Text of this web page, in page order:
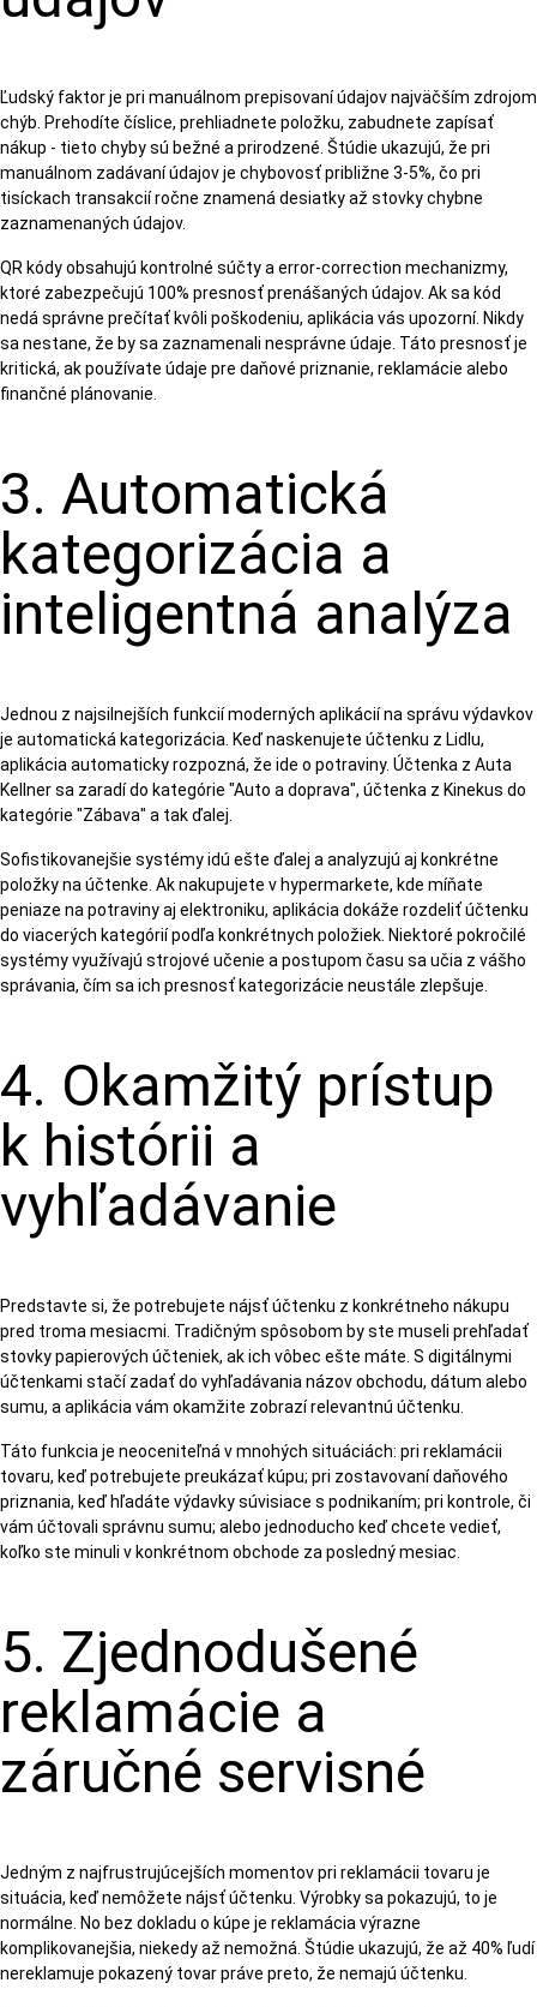
Ľudský faktor je pri manuálnom prepisovaní údajov najväčším zdrojom
chýb. Prehodíte číslice, prehliadnete položku, zabudnete zapísať
nákup - tieto chyby sú bežné a prirodzené. Štúdie ukazujú, že pri
manuálnom zadávaní údajov je chybovosť približne 3-5%, čo pri
tisíckach transakcií ročne znamená desiatky až stovky chybne
zaznamenaných údajov.
QR kódy obsahujú kontrolné súčty a error-correction mechanizmy,
ktoré zabezpečujú 100% presnosť prenášaných údajov. Ak sa kód
nedá správne prečítať kvôli poškodeniu, aplikácia vás upozorní. Nikdy
sa nestane, že by sa zaznamenali nesprávne údaje. Táto presnosť je
kritická, ak používate údaje pre daňové priznanie, reklamácie alebo
finančné plánovanie.
3. Automatická
kategorizácia a
inteligentná analýza
Jednou z najsilnejších funkcií moderných aplikácií na správu výdavkov
je automatická kategorizácia. Keď naskenujete účtenku z Lidlu,
aplikácia automaticky rozpozná, že ide o potraviny. Účtenka z Auta
Kellner sa zaradí do kategórie "Auto a doprava", účtenka z Kinekus do
kategórie "Zábava" a tak ďalej.
Sofistikovanejšie systémy idú ešte ďalej a analyzujú aj konkrétne
položky na účtenke. Ak nakupujete v hypermarkete, kde míňate
peniaze na potraviny aj elektroniku, aplikácia dokáže rozdeliť účtenku
do viacerých kategórií podľa konkrétnych položiek. Niektoré pokročilé
systémy využívajú strojové učenie a postupom času sa učia z vášho
správania, čím sa ich presnosť kategorizácie neustále zlepšuje.
4. Okamžitý prístup
k histórii a
vyhľadávanie
Predstavte si, že potrebujete nájsť účtenku z konkrétneho nákupu
pred troma mesiacmi. Tradičným spôsobom by ste museli prehľadať
stovky papierových účteniek, ak ich vôbec ešte máte. S digitálnymi
účtenkami stačí zadať do vyhľadávania názov obchodu, dátum alebo
sumu, a aplikácia vám okamžite zobrazí relevantnú účtenku.
Táto funkcia je neoceniteľná v mnohých situáciách: pri reklamácii
tovaru, keď potrebujete preukázať kúpu; pri zostavovaní daňového
priznania, keď hľadáte výdavky súvisiace s podnikaním; pri kontrole, či
vám účtovali správnu sumu; alebo jednoducho keď chcete vedieť,
koľko ste minuli v konkrétnom obchode za posledný mesiac.
5. Zjednodušené
reklamácie a
záručné servisné
Jedným z najfrustrujúcejších momentov pri reklamácii tovaru je
situácia, keď nemôžete nájsť účtenku. Výrobky sa pokazujú, to je
normálne. No bez dokladu o kúpe je reklamácia výrazne
komplikovanejšia, niekedy až nemožná. Štúdie ukazujú, že až 40% ľudí
nereklamuje pokazený tovar práve preto, že nemajú účtenku.